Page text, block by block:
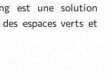
est une solution
espaces verts et